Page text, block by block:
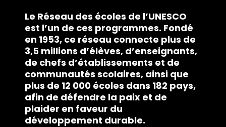
Le Réseau des écoles de l’UNESCO
est l’un de ces programmes. Fondé
en 1953, ce réseau connecte plus de
3,5 millions d’élèves, d’enseignants,
de chefs d’établissements et de
communautés scolaires, ainsi que
plus de 12 000 écoles dans 182 pays,
afin de défendre la paix et de
plaider en faveur du
développement durable.